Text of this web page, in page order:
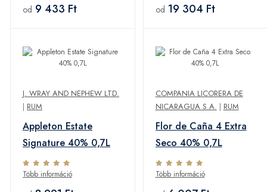
od 9 433 Ft od 19 304 Ft
J. WRAY AND NEPHEW LTD.
| RUM
Appleton Estate
Signature 40% 0,7L
Több információ
COMPANIA LICORERA DE
NICARAGUA S.A. | RUM
Flor de Caña 4 Extra
Seco 40% 0,7L
Több információ